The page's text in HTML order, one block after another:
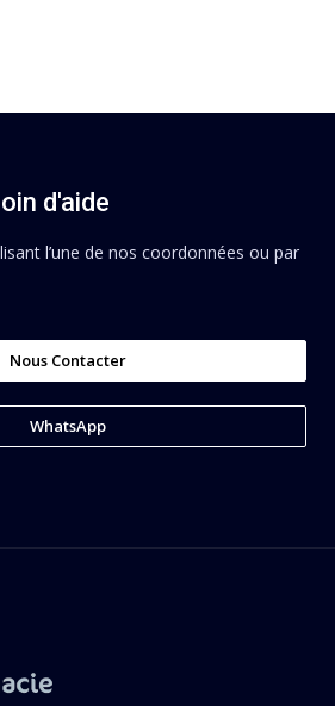
d'aide
l’une de nos coordonnées ou par
Nous Contacter
WhatsApp